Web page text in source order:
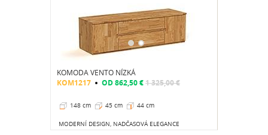
KOMODA VENTO NÍZKÁ
KOM1217 OD862,50 €1 325,00 €
148 cm 45 cm 44 cm
MODERNÍ DESIGN, NADČASOVÁ ELEGANCE